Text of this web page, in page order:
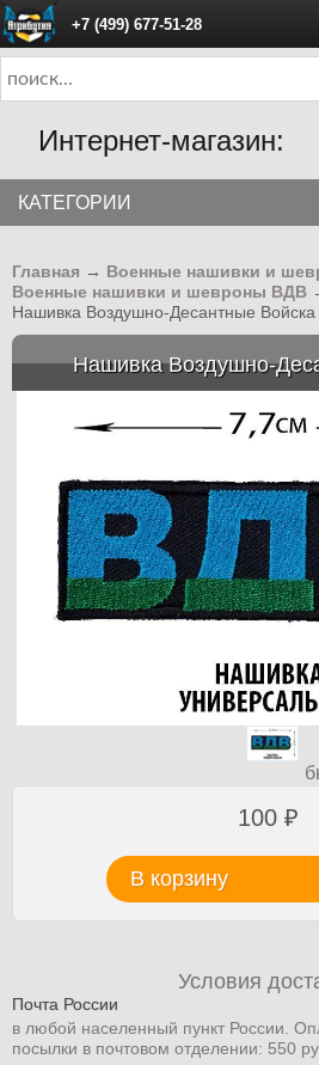
+7 (499) 677-51-28
ПН - ПТ с 10:00 до
Интернет-магазин:
КАТЕГОРИИ
Главная → Военные нашивки и
Военные нашивки и шевроны ВДВ
Нашивка Воздушно-Десантные Войска
Нашивка Воздушно-
100 ₽
В корзину
Условия
Почта России
в любой населенный пункт России.
посылки в почтовом отделении: 550